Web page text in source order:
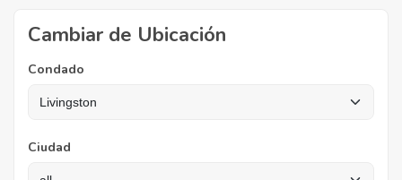
Cambiar de Ubicación
Condado
Ciudad